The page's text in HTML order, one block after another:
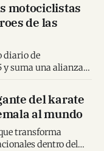
motociclistas
de las
diario de
y suma una alianza
del karate
al mundo
transforma
dentro del